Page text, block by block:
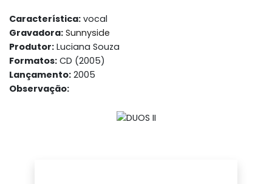
Característica: vocal
Gravadora: Sunnyside
Produtor: Luciana Souza
Formatos: CD (2005)
Lançamento: 2005
Observação: